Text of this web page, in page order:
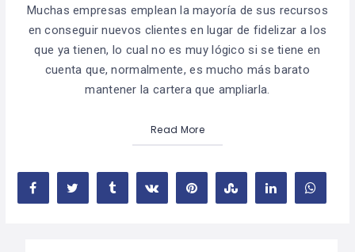
Muchas empresas emplean la mayoría de sus recursos
en conseguir nuevos clientes en lugar de fidelizar a los
que ya tienen, lo cual no es muy lógico si se tiene en
cuenta que, normalmente, es mucho más barato
mantener la cartera que ampliarla.
Read More